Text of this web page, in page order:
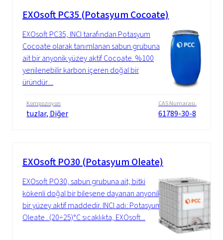
EXOsoft PC35 (Potasyum Cocoate)
EXOsoft PC35, INCI tarafından Potasyum
Cocoate olarak tanımlanan sabun grubuna
ait bir anyonik yüzey aktif Cocoate. %100
yenilenebilir karbon içeren doğal bir
üründür....
Kompozisyon
tuzlar, Diğer
CAS Numarası.
61789-30-8
EXOsoft PO30 (Potasyum Oleate)
EXOsoft PO30, sabun grubuna ait, bitki
kökenli doğal bir bileşene dayanan anyonik
bir yüzey aktif maddedir. INCI adı: Potasyum
Oleate . (20÷25)°C sıcaklıkta, EXOsoft...